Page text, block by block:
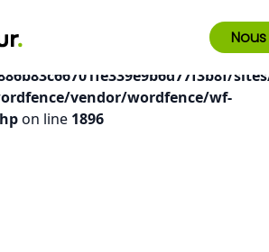
Passing null to parameter #3
is deprecated in
vendor/wordfence/wf-
on line 1896